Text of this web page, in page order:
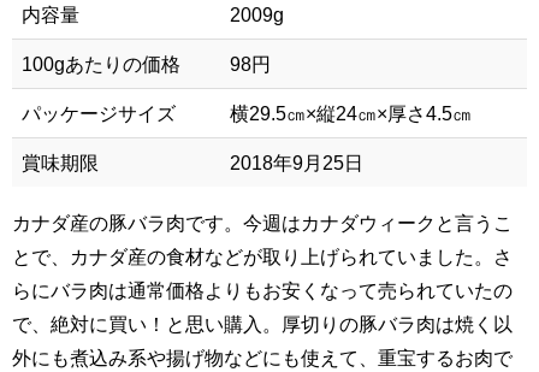
内容量 2009g
100gあたりの価格 98円
パッケージサイズ 横29.5㎝×縦24㎝×厚さ4.5㎝
賞味期限 2018年9月25日
カナダ産の豚バラ肉です。今週はカナダウィークと言うこ
とで、カナダ産の食材などが取り上げられていました。さ
らにバラ肉は通常価格よりもお安くなって売られていたの
で、絶対に買い！と思い購入。厚切りの豚バラ肉は焼く以
外にも煮込み系や揚げ物などにも使えて、重宝するお肉で